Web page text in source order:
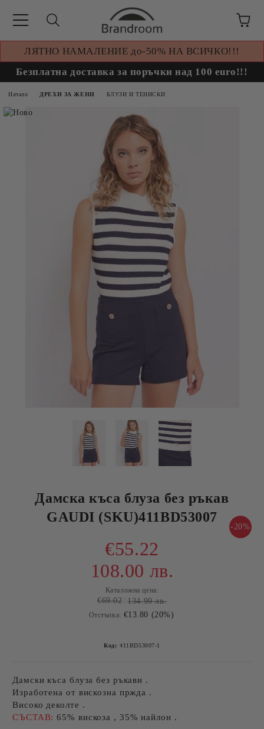
ЛЯТНО НАМАЛЕНИЕ до-50% НА ВСИЧКО!!!
Безплатна доставка за поръчки над 100 euro!!!
Начало ДРЕХИ ЗА ЖЕНИ БЛУЗИ И ТЕНИСКИ
Дамска къса блуза без ръкав
GAUDI (SKU)411BD53007
-20%
€55.22
108.00 лв.
Каталожна цена:
€69.02 134.99 лв.
Отстъпка: €13.80 (20%)
Код: 411BD53007-1
Дамски къса блуза без ръкави .
Изработена от вискозна пржда .
Високо деколте .
СЪСТАВ:65% вискоза , 35% найлон .